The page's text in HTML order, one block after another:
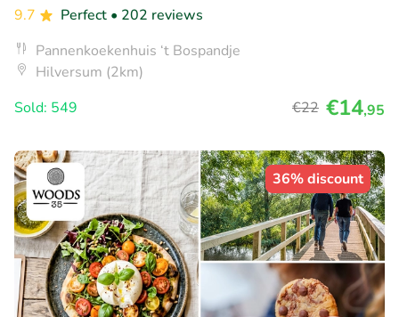
9.7
Perfect • 202 reviews
Pannenkoekenhuis ‘t Bospandje
Hilversum (2km)
Sold: 549
€22 €14,95
36% discount